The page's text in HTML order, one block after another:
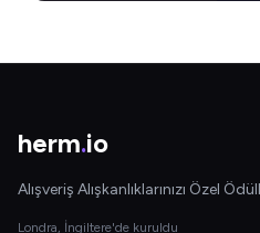
herm.io
Alışveriş Alışkanlıklarınızı Özel
Londra, İngiltere'de kuruldu